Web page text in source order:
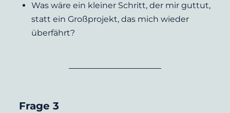
Was wäre ein kleiner Schritt, der mir guttut,
statt ein Großprojekt, das mich wieder
überfährt?
Frage 3